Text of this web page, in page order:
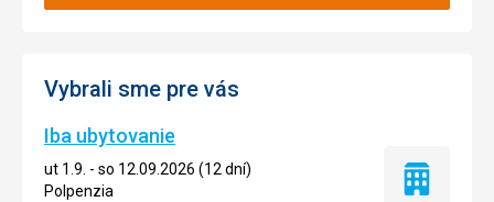
Vybrali sme pre vás
Iba ubytovanie
ut 1.9. - so 12.09.2026 (12 dní)
Polpenzia
Iba